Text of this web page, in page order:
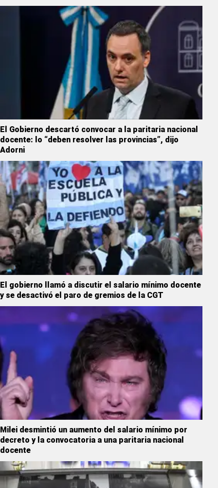
El Gobierno descartó convocar a la paritaria nacional
docente: lo “deben resolver las provincias”, dijo
Adorni
El gobierno llamó a discutir el salario mínimo docente
y se desactivó el paro de gremios de la CGT
Milei desmintió un aumento del salario mínimo por
decreto y la convocatoria a una paritaria nacional
docente